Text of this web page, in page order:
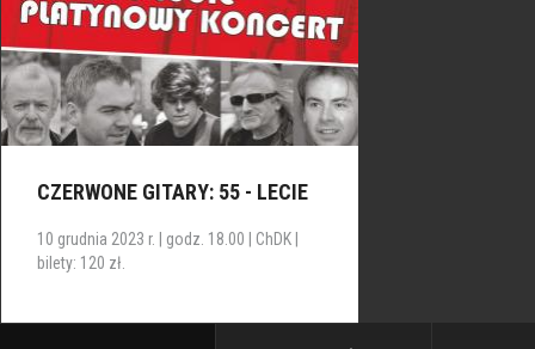
CZERWONE GITARY: 55 - LECIE
10 grudnia 2023 r. | godz. 18.00 | ChDK |
bilety: 120 zł.